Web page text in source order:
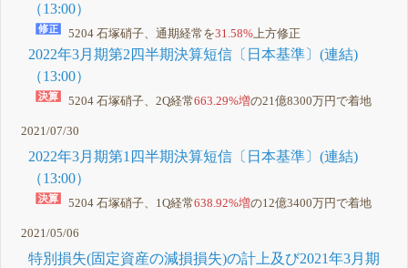
（13:00）
5204 石塚硝子、通期経常を31.58%上方修正
2022年3月期第2四半期決算短信〔日本基準〕(連結)
（13:00）
5204 石塚硝子、2Q経常663.29%増の21億8300万円で着地
2021/07/30
2022年3月期第1四半期決算短信〔日本基準〕(連結)
（13:00）
5204 石塚硝子、1Q経常638.92%増の12億3400万円で着地
2021/05/06
特別損失(固定資産の減損損失)の計上及び2021年3月期